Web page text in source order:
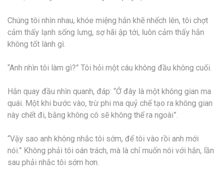
Chúng tôi nhìn nhau, khóe miệng hắn khẽ nhếch lên, tôi chợt
cảm thấy lạnh sống lưng, sợ hãi ập tới, luôn cảm thấy hắn
không tốt lành gì.
“Anh nhìn tôi làm gì?” Tôi hỏi một câu không đầu không cuối.
Hắn quay đầu nhìn quanh, đáp: “Ở đây là một không gian ma
quái. Một khi bước vào, trừ phi ma quỷ chế tạo ra không gian
này chết đi, bằng không cô sẽ không thể ra ngoài”.
“Vậy sao anh không nhắc tôi sớm, để tôi vào rồi anh mới
nói.” Không phải tôi oán trách, mà là chỉ muốn nói với hắn, lần
sau phải nhắc tôi sớm hơn.